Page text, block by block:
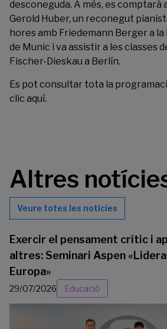
desconeguda. A més, es comptarà
Gerold Huber, un reconegut
hores amb Friedemann Berger a
de Munic i va assistir a les classes
Fischer-Dieskau a Berlín.
Es pot consultar tota la
clic aquí.
Altres
Veure totes les notícies
Exercir el pensament crític i
altres: Seminari Aspen
Europa»
29/07/2026 Educació